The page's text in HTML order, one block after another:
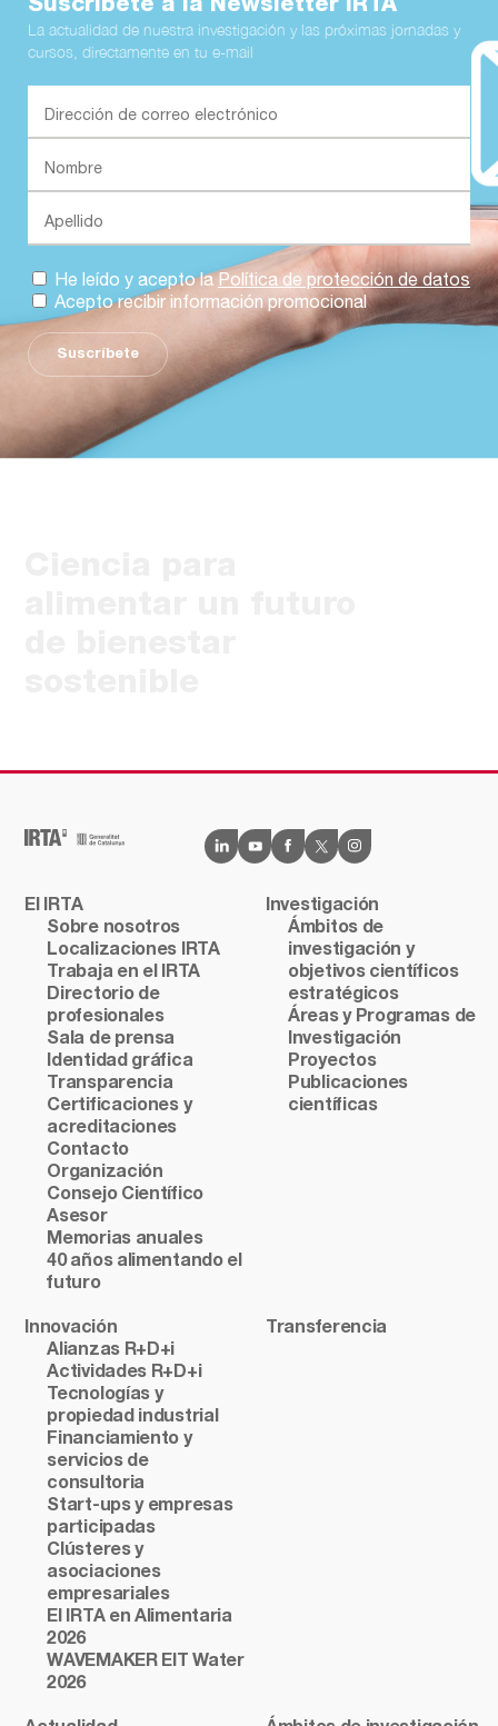
Suscríbete a la Newsletter IRTA
La actualidad de nuestra investigación y las próximas jornadas y
cursos, directamente en tu e-mail
He leído y acepto la Política de protección de datos
Acepto recibir información promocional
Suscríbete
El IRTA
Sobre nosotros
Localizaciones IRTA
Trabaja en el IRTA
Directorio de
profesionales
Sala de prensa
Identidad gráfica
Transparencia
Certificaciones y
acreditaciones
Contacto
Organización
Consejo Científico
Asesor
Memorias anuales
40 años alimentando el
futuro
Investigación
Ámbitos de
investigación y
objetivos científicos
estratégicos
Áreas y Programas de
Investigación
Proyectos
Publicaciones
científicas
Innovación
Alianzas R+D+i
Actividades R+D+i
Tecnologías y
propiedad industrial
Financiamiento y
servicios de
consultoria
Start-ups y empresas
participadas
Clústeres y
asociaciones
empresariales
El IRTA en Alimentaria
2026
WAVEMAKER EIT Water
2026
Transferencia